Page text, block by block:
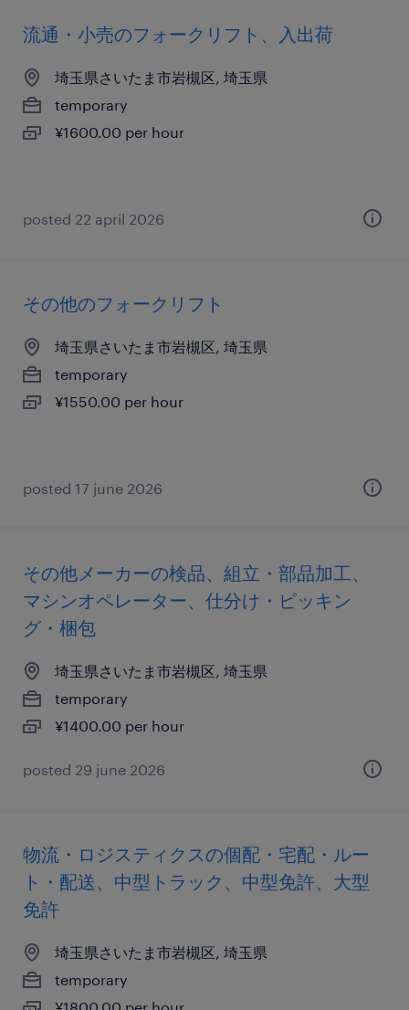
流通・小売のフォークリフト、入出荷
埼玉県さいたま市岩槻区, 埼玉県
temporary
¥1600.00 per hour
posted 22 april 2026
その他のフォークリフト
埼玉県さいたま市岩槻区, 埼玉県
temporary
¥1550.00 per hour
posted 17 june 2026
その他メーカーの検品、組立・部品加工、
マシンオペレーター、仕分け・ピッキン
グ・梱包
埼玉県さいたま市岩槻区, 埼玉県
temporary
¥1400.00 per hour
posted 29 june 2026
物流・ロジスティクスの個配・宅配・ルー
ト・配送、中型トラック、中型免許、大型
免許
埼玉県さいたま市岩槻区, 埼玉県
temporary